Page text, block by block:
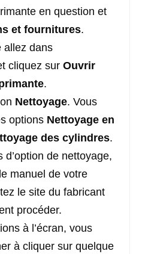
en question et
et fournitures.
allez dans
cliquez sur Ouvrir
.
Nettoyage. Vous
options Nettoyage en
des cylindres.
d’option de nettoyage,
manuel de votre
le site du fabricant
procéder.
à l’écran, vous
à cliquer sur quelque